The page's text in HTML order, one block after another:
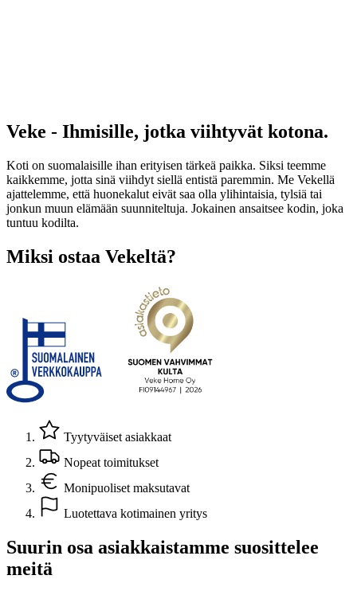
Veke - Ihmisille, jotka viihtyvät kotona.
Koti on suomalaisille ihan erityisen tärkeä paikka. Siksi teemme
kaikkemme, jotta sinä viihdyt siellä entistä paremmin. Me Vekellä
ajattelemme, että huonekalut eivät saa olla ylihintaisia, tylsiä tai
jonkun muun elämään suunniteltuja. Jokainen ansaitsee kodin, joka
tuntuu kodilta.
Miksi ostaa Vekeltä?
Tyytyväiset asiakkaat
Nopeat toimitukset
Monipuoliset maksutavat
Luotettava kotimainen yritys
Suurin osa asiakkaistamme suosittelee
meitä